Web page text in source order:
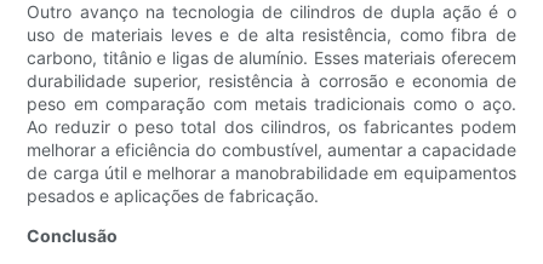
Outro avanço na tecnologia de cilindros de dupla ação é o
uso de materiais leves e de alta resistência, como fibra de
carbono, titânio e ligas de alumínio. Esses materiais oferecem
durabilidade superior, resistência à corrosão e economia de
peso em comparação com metais tradicionais como o aço.
Ao reduzir o peso total dos cilindros, os fabricantes podem
melhorar a eficiência do combustível, aumentar a capacidade
de carga útil e melhorar a manobrabilidade em equipamentos
pesados ​​e aplicações de fabricação.
Conclusão